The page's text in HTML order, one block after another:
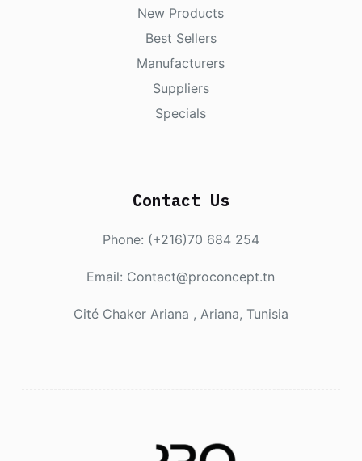
New Products
Best Sellers
Manufacturers
Suppliers
Specials
Contact Us
Phone: (+216)70 684 254
Email: Contact@proconcept.tn
Cité Chaker Ariana , Ariana, Tunisia